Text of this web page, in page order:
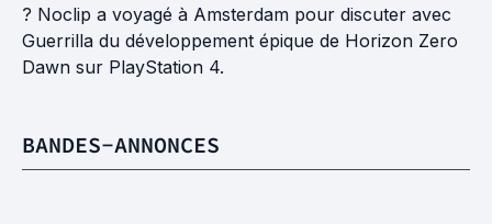
? Noclip a voyagé à Amsterdam pour discuter avec
Guerrilla du développement épique de Horizon Zero
Dawn sur PlayStation 4.
BANDES-ANNONCES